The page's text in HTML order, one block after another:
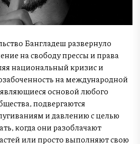
Бангладеш развернуло
на свободу прессы и права
национальный кризис и
на международной
основой любого
подвергаются
и давлению с целью
когда они разоблачают
или просто выполняют свою